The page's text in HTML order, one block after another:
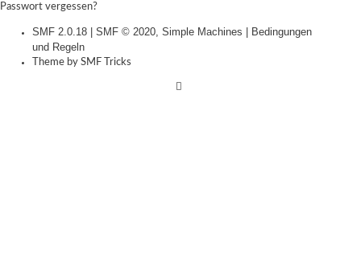
Passwort vergessen?
SMF 2.0.18 SMF © 2020 Simple Machines
Bedingungen
und Regeln
Theme by SMF Tricks